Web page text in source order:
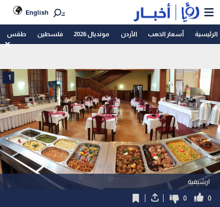
English
الرئيسية أسعار الذهب الأردن مونديال 2026 فلسطين طقس
ارشيفية
1
0
0